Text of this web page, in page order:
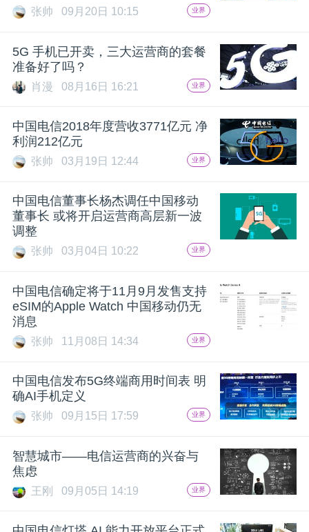
张帅 09月20日 10:15 业界
5G 手机已开卖，三大运营商的套餐
准备好了吗？
肖漫 08月16日 16:21 业界
中国电信2018年度营收3771亿元 净
利润212亿元
张帅 03月19日 12:44 业界
中国电信董事长杨杰调任中国移动
董事长 或将开启运营商高层新一波
调整
张帅 03月04日 10:22 业界
中国电信确定将于11月9月发售支持
eSIM的Apple Watch 中国移动仍无
消息
张帅 11月08日 14:34 业界
中国电信发布5G终端商用时间表 明
确AI手机定义
张帅 09月15日 17:59 业界
智慧城市——电信运营商的兴奋与
焦虑
王刚 09月05日 14:19 业界